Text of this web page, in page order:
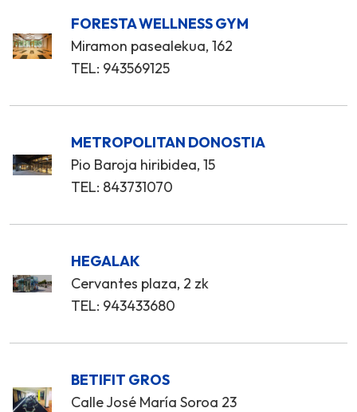
FORESTA WELLNESS GYM
Miramon pasealekua, 162
TEL: 943569125
METROPOLITAN DONOSTIA
Pio Baroja hiribidea, 15
TEL: 843731070
HEGALAK
Cervantes plaza, 2 zk
TEL: 943433680
BETIFIT GROS
Calle José María Soroa 23